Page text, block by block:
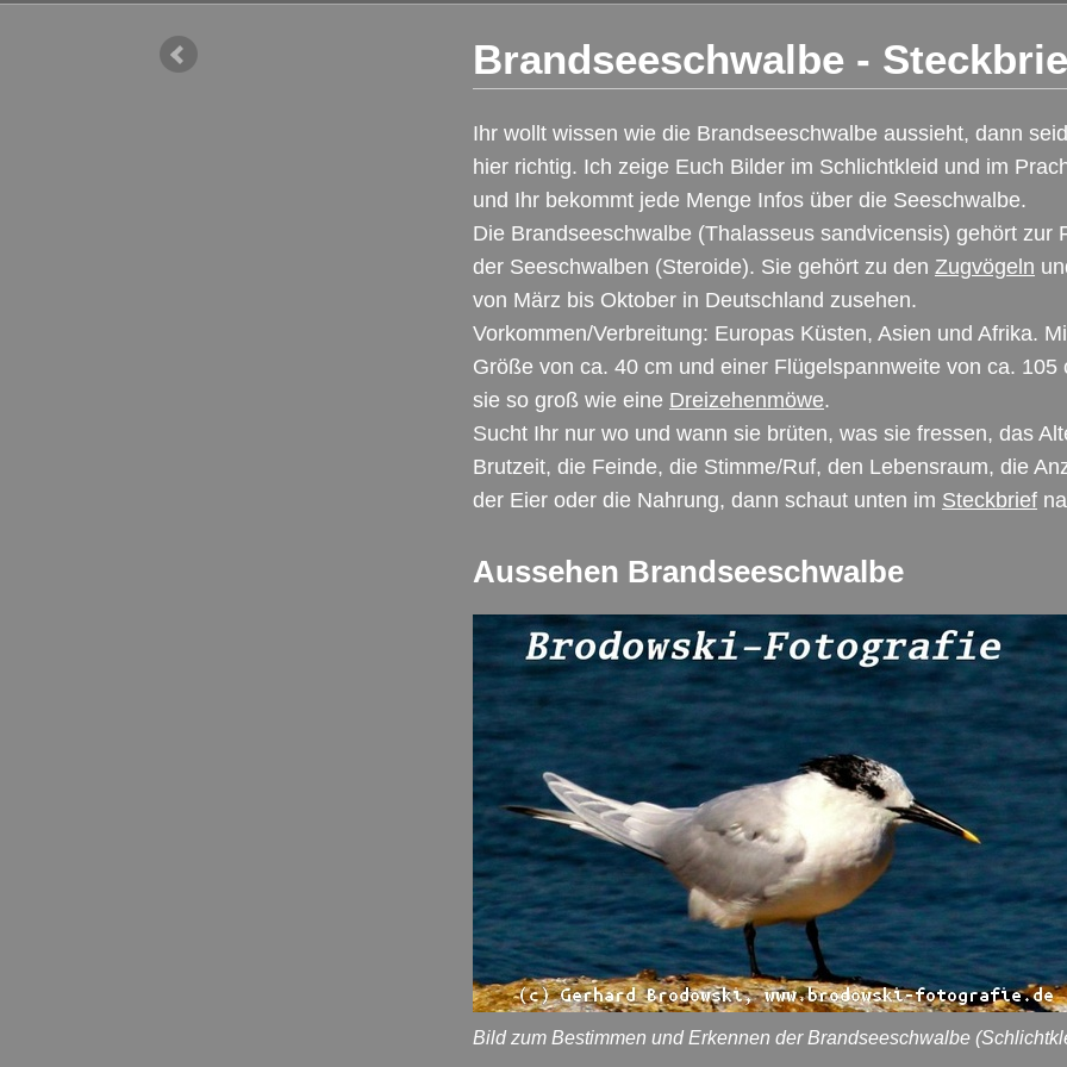
Brandseeschwalbe -
Ihr wollt wissen wie die Brandseeschwalbe aussieht, dann
hier richtig. Ich zeige Euch Bilder im Schlichtkleid und im
und Ihr bekommt jede Menge Infos über die Seeschwalbe.
Die Brandseeschwalbe (Thalasseus sandvicensis) gehört zur
der Seeschwalben (Steroide). Sie gehört zu den Zugvögeln
von März bis Oktober in Deutschland zusehen.
Vorkommen/Verbreitung: Europas Küsten, Asien und Afrika.
Größe von ca. 40 cm und einer Flügelspannweite von ca. 105
sie so groß wie eine Dreizehenmöwe.
Sucht Ihr nur wo und wann sie brüten, was sie fressen, das
Brutzeit, die Feinde, die Stimme/Ruf, den Lebensraum, die
der Eier oder die Nahrung, dann schaut unten im Steckbrief
Aussehen Brandseeschwalbe
Bild zum Bestimmen und Erkennen der Brandseeschwalbe